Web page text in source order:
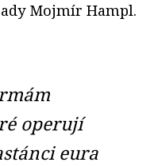
Mojmír Hampl.
operují
eura